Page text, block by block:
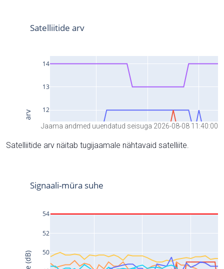
Jaama andmed uuendatud seisuga 2026-08-08 11:40:00
Satelliitide arv näitab tugijaamale nähtavaid satelliite.